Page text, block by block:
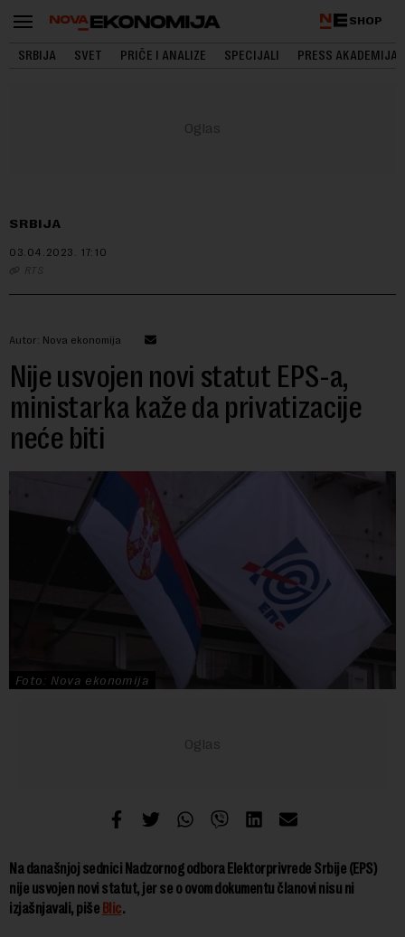
SHOP
SRBIJA SVET PRIČE I ANALIZE SPECIJALI PRESS AKADEMIJA
SRBIJA
03.04.2023. 17:10
RTS
Autor: Nova ekonomija
Nije usvojen novi statut EPS-a,
ministarka kaže da privatizacije
neće biti
Foto: Nova ekonomija
Na današnjoj sednici Nadzornog odbora Elektorprivrede Srbije (EPS)
nije usvojen novi statut, jer se o ovom dokumentu članovi nisu ni
izjašnjavali, piše Blic.